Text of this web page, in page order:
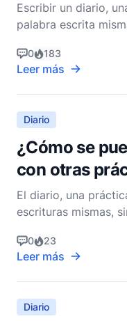
Escribir un diario,
palabra escrita
caminar espiritual.
reflexiva sirve como
0 183
Leer más
Diario
¿Cómo se
con otras
El diario, una
escrituras mismas,
Cuando se integra
el diario no solo
también profundiza
in
0 23
Leer más
Diario